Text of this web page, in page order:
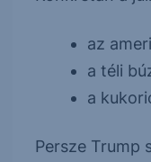
az
a téli
a
Persze Trump